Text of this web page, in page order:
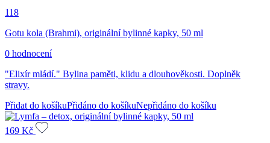
118
Gotu kola (Brahmi), originální bylinné kapky, 50 ml
0 hodnocení
"Elixír mládí." Bylina paměti, klidu a dlouhověkosti. Doplněk
stravy.
Přidat do košíkuPřidáno do košíkuNepřidáno do košíku
169 Kč